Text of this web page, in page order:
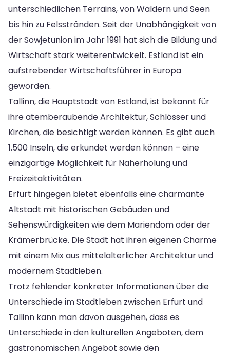
unterschiedlichen Terrains, von Wäldern und Seen
bis hin zu Felsstränden. Seit der Unabhängigkeit von
der Sowjetunion im Jahr 1991 hat sich die Bildung und
Wirtschaft stark weiterentwickelt. Estland ist ein
aufstrebender Wirtschaftsführer in Europa
geworden.
Tallinn, die Hauptstadt von Estland, ist bekannt für
ihre atemberaubende Architektur, Schlösser und
Kirchen, die besichtigt werden können. Es gibt auch
1.500 Inseln, die erkundet werden können – eine
einzigartige Möglichkeit für Naherholung und
Freizeitaktivitäten.
Erfurt hingegen bietet ebenfalls eine charmante
Altstadt mit historischen Gebäuden und
Sehenswürdigkeiten wie dem Mariendom oder der
Krämerbrücke. Die Stadt hat ihren eigenen Charme
mit einem Mix aus mittelalterlicher Architektur und
modernem Stadtleben.
Trotz fehlender konkreter Informationen über die
Unterschiede im Stadtleben zwischen Erfurt und
Tallinn kann man davon ausgehen, dass es
Unterschiede in den kulturellen Angeboten, dem
gastronomischen Angebot sowie den